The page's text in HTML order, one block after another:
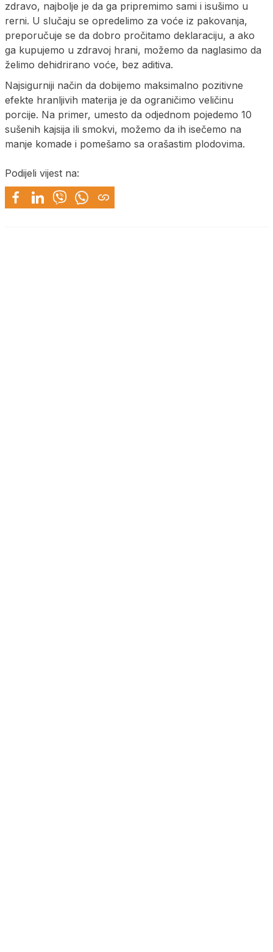
zdravo, najbolje je da ga pripremimo sami i isušimo u
rerni. U slučaju se opredelimo za voće iz pakovanja,
preporučuje se da dobro pročitamo deklaraciju, a ako
ga kupujemo u zdravoj hrani, možemo da naglasimo da
želimo dehidrirano voće, bez aditiva.
Najsigurniji način da dobijemo maksimalno pozitivne
efekte hranljivih materija je da ograničimo veličinu
porcije. Na primer, umesto da odjednom pojedemo 10
sušenih kajsija ili smokvi, možemo da ih isečemo na
manje komade i pomešamo sa orašastim plodovima.
Podijeli vijest na: